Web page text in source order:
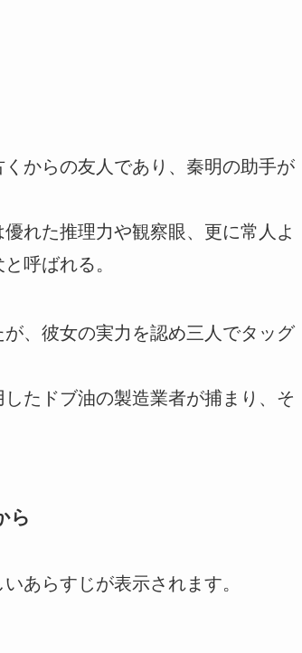
からの友人であり、秦明の助手が
れた推理力や観察眼、更に常人よ
呼ばれる。
、彼女の実力を認め三人でタッグ
たドブ油の製造業者が捕まり、そ
ら
あらすじが表示されます。